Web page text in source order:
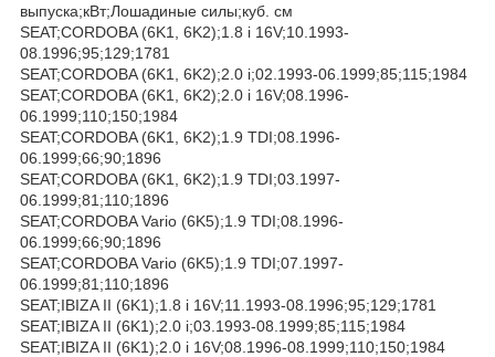
выпуска;кВт;Лошадиные силы;куб. см
SEAT;CORDOBA (6K1, 6K2);1.8 i 16V;10.1993-
08.1996;95;129;1781
SEAT;CORDOBA (6K1, 6K2);2.0 i;02.1993-06.1999;85;115;1984
SEAT;CORDOBA (6K1, 6K2);2.0 i 16V;08.1996-
06.1999;110;150;1984
SEAT;CORDOBA (6K1, 6K2);1.9 TDI;08.1996-
06.1999;66;90;1896
SEAT;CORDOBA (6K1, 6K2);1.9 TDI;03.1997-
06.1999;81;110;1896
SEAT;CORDOBA Vario (6K5);1.9 TDI;08.1996-
06.1999;66;90;1896
SEAT;CORDOBA Vario (6K5);1.9 TDI;07.1997-
06.1999;81;110;1896
SEAT;IBIZA II (6K1);1.8 i 16V;11.1993-08.1996;95;129;1781
SEAT;IBIZA II (6K1);2.0 i;03.1993-08.1999;85;115;1984
SEAT;IBIZA II (6K1);2.0 i 16V;08.1996-08.1999;110;150;1984